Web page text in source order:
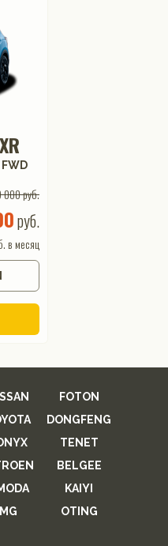
000 руб.
руб.
в месяц
FOTON
DONGFENG
TENET
BELGEE
KAIYI
MG OTING